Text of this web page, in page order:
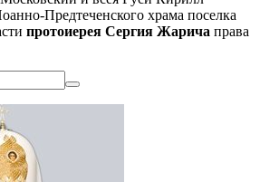
Предтеченского храма поселка
протоиерея Сергия Жарича права